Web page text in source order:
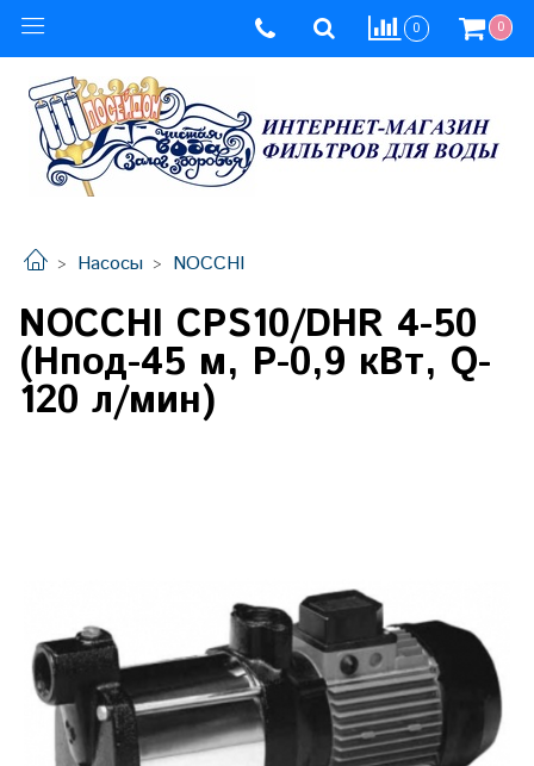
0 0
Насосы NOCCHI
NOCCHI CPS10/DHR 4-50
(Hпод-45 м, P-0,9 кВт, Q-
120 л/мин)